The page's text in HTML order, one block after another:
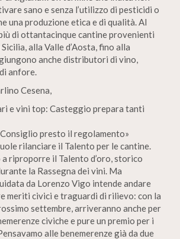
sano e senza l’utilizzo di pesticidi o
una produzione etica e di qualità. Al
di ottantacinque cantine provenienti
alla Valle d’Aosta, fino alla
anche distributori di vino,
anfore.
Cesena,
e vini top: Casteggio prepara tanti
presto il regolamento»
rilanciare il Talento per le cantine.
riproporre il Talento d’oro, storico
la Rassegna dei vini. Ma
da Lorenzo Vigo intende andare
meriti civici e traguardi di rilievo: con la
settembre, arriveranno anche per
civiche e pure un premio per i
alle benemerenze già da due